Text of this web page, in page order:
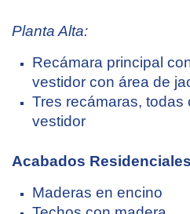
Planta Alta:
Recámara principal
vestidor con área de
Tres recámaras,
vestidor
Acabados
Maderas en encino